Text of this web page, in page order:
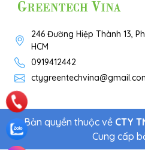
246 Đường Hiệp Thành 13,
HCM
0919412442
Bản quyền thuộc về CTY
Cung cấp